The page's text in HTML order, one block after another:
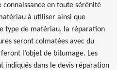
en toute sérénité
à utiliser ainsi que
type de matériau, la réparation
seront colmatées avec du
l’objet de bitumage. Les
indiqués dans le devis réparation